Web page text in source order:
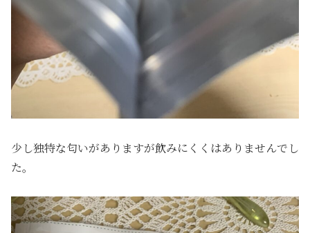
少し独特な匂いがありますが飲みにくくはありませんでし
た。